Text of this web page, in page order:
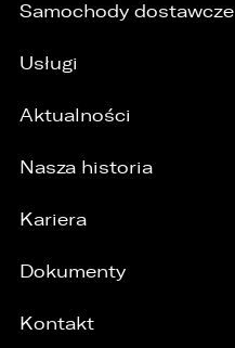
Samochody dostawcze
Usługi
Aktualności
Nasza historia
Kariera
Dokumenty
Kontakt